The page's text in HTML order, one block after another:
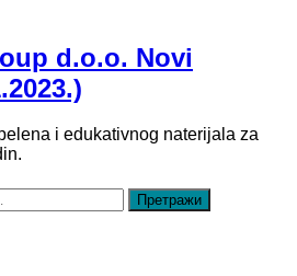
d.o.o. Novi
i edukativnog naterijala za